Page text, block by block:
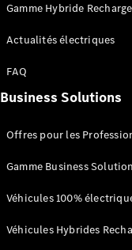
Tous les
CLE Coupé
AMG GT
Mercedes-
Coupé 4
Gamme Hybride
Actualités électriques
FAQ
Business Solutions
Offres pour les
Gamme Business
Véhicules 100%
Véhicules Hybrides